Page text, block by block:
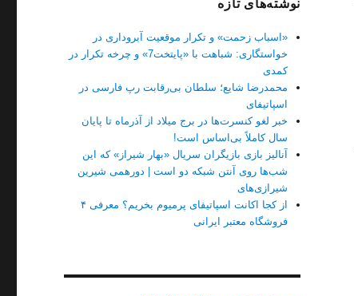
نوشته‌های تازه
«اسباب زحمت» و تکرار موقعیت آبروداری در
خواستگاری: شباهت با «پایتخت7» و چرخه تکرار در
کمدی
محمدرضا شایع؛ سلطان بی‌رقابت رپ فارسی در
اسپاتیفای
خبر لغو کنسرت‌ها در برج میلاد از آذرماه تا پایان
سال کاملاً بی‌اساس است!
آنالیز بازی بازیگران سریال «بهار شیراز» که این
شب‌ها روی آنتن شبکه دو است | دورهمی شیرین
شیرازی‌های
از کجا اکانت اسپاتیفای پرمیوم بخریم؟ معرفی ۴
فروشگاه معتبر ایرانی